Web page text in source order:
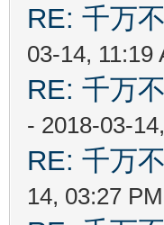
RE: 千万
03-14, 11:19
RE: 千万
- 2018-03-
RE: 千万
14, 03:27 PM